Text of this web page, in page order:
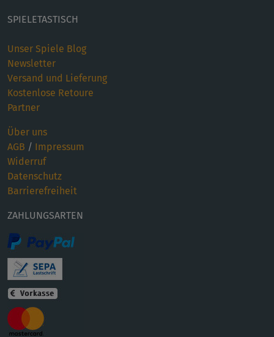
SPIELETASTISCH
Unser Spiele Blog
Newsletter
Versand und Lieferung
Kostenlose Retoure
Partner
Über uns
AGB / Impressum
Widerruf
Datenschutz
Barrierefreiheit
ZAHLUNGSARTEN